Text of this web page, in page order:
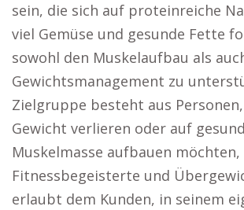
sein, die sich auf proteinreiche
viel Gemüse und gesunde Fette
sowohl den Muskelaufbau als
Gewichtsmanagement zu
Zielgruppe besteht aus
Gewicht verlieren oder auf
Muskelmasse aufbauen
Fitnessbegeisterte und
erlaubt dem Kunden, in seinem